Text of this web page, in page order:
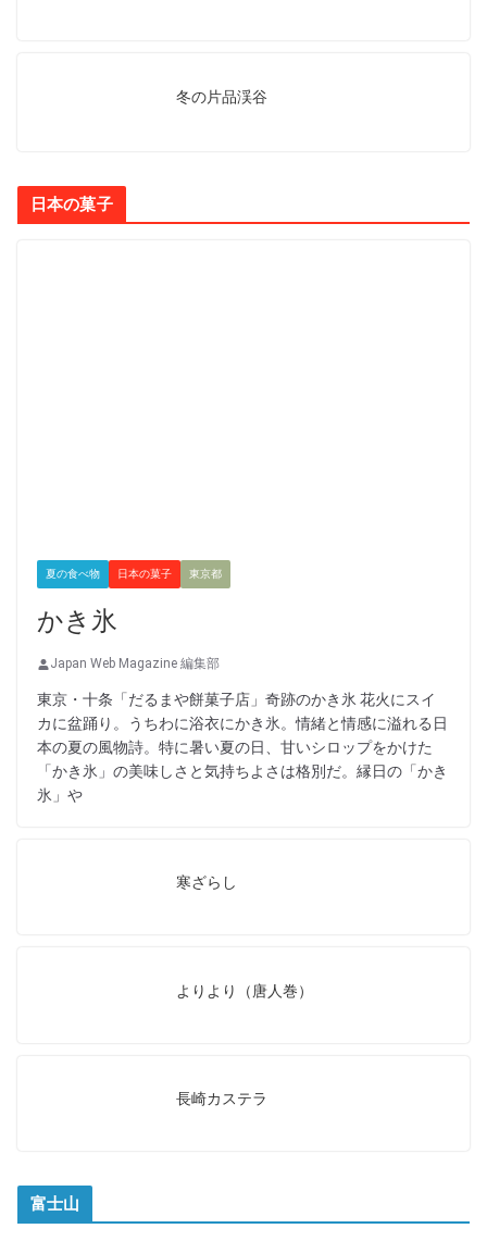
冬の片品渓谷
日本の菓子
夏の食べ物 日本の菓子 東京都
かき氷
Japan Web Magazine 編集部
東京・十条「だるまや餅菓子店」奇跡のかき氷 花火にスイ
カに盆踊り。うちわに浴衣にかき氷。情緒と情感に溢れる日
本の夏の風物詩。特に暑い夏の日、甘いシロップをかけた
「かき氷」の美味しさと気持ちよさは格別だ。縁日の「かき
氷」や
寒ざらし
よりより（唐人巻）
長崎カステラ
富士山